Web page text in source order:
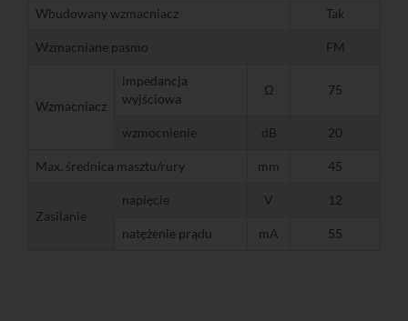
Wbudowany wzmacniacz Tak
Wzmacniane pasmo FM
Wzmacniacz
impedancja
wyjściowa
Ω 75
wzmocnienie dB 20
Max. średnica masztu/rury mm 45
Zasilanie
napięcie V 12
natężenie prądu mA 55